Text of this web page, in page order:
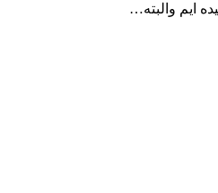
ایم والبته…